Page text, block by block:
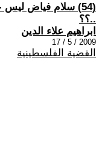
(54) سلام فياض
..؟؟
ابراهيم علاء الدين
2009 / 5 / 17
القضية الفلسطينية